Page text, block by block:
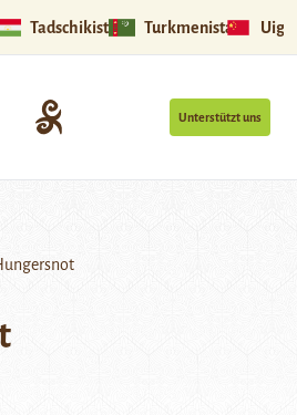
Tadschikistan Turkmenistan
Unterstützt uns